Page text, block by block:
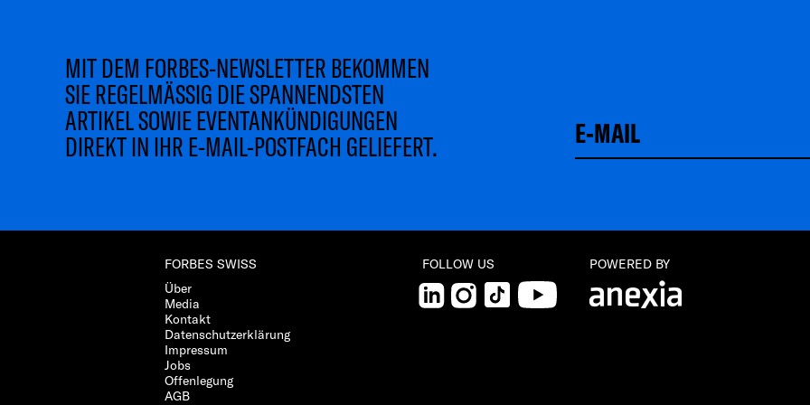
MIT DEM FORBES-NEWSLETTER BEKOMMEN
SIE REGELMÄSSIG DIE SPANNENDSTEN
ARTIKEL SOWIE EVENTANKÜNDIGUNGEN
DIREKT IN IHR E-MAIL-POSTFACH GELIEFERT.
FORBES SWISS
Über
Media
Kontakt
Datenschutzerklärung
Impressum
Jobs
Offenlegung
AGB
FOLLOW US
LinkedInInstagram
TikTok YouTube
POWERED BY